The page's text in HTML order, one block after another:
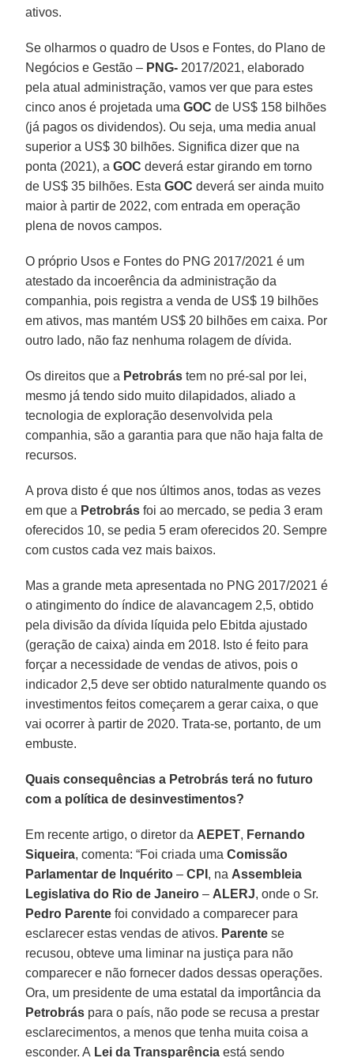
ativos.
Se olharmos o quadro de Usos e Fontes, do Plano de
Negócios e Gestão – PNG- 2017/2021, elaborado
pela atual administração, vamos ver que para estes
cinco anos é projetada umaGOC de US$ 158 bilhões
(já pagos os dividendos). Ou seja, uma media anual
superior a US$ 30 bilhões. Significa dizer que na
ponta (2021), aGOC deverá estar girando em torno
de US$ 35 bilhões. EstaGOC deverá ser ainda muito
maior à partir de 2022, com entrada em operação
plena de novos campos.
O próprio Usos e Fontes do PNG 2017/2021 é um
atestado da incoerência da administração da
companhia, pois registra a venda de US$ 19 bilhões
em ativos, mas mantém US$ 20 bilhões em caixa. Por
outro lado, não faz nenhuma rolagem de dívida.
Os direitos que a Petrobrás tem no pré-sal por lei,
mesmo já tendo sido muito dilapidados, aliado a
tecnologia de exploração desenvolvida pela
companhia, são a garantia para que não haja falta de
recursos.
A prova disto é que nos últimos anos, todas as vezes
em que a Petrobrás foi ao mercado, se pedia 3 eram
oferecidos 10, se pedia 5 eram oferecidos 20. Sempre
com custos cada vez mais baixos.
Mas a grande meta apresentada no PNG 2017/2021 é
o atingimento do índice de alavancagem 2,5, obtido
pela divisão da dívida líquida pelo Ebitda ajustado
(geração de caixa) ainda em 2018. Isto é feito para
forçar a necessidade de vendas de ativos, pois o
indicador 2,5 deve ser obtido naturalmente quando os
investimentos feitos começarem a gerar caixa, o que
vai ocorrer à partir de 2020. Trata-se, portanto, de um
embuste.
Quais consequências a Petrobrás terá no futuro
com a política de desinvestimentos?
Em recente artigo, o diretor da AEPET, Fernando
Siqueira, comenta: “Foi criada umaComissão
Parlamentar de Inquérito –CPI , na Assembleia
Legislativa do Rio de Janeiro – ALERJ, onde o Sr.
Pedro Parente foi convidado a comparecer para
esclarecer estas vendas de ativos. Parente se
recusou, obteve uma liminar na justiça para não
comparecer e não fornecer dados dessas operações.
Ora, um presidente de uma estatal da importância da
Petrobrás para o país, não pode se recusa a prestar
esclarecimentos, a menos que tenha muita coisa a
esconder. A Lei da Transparência está sendo